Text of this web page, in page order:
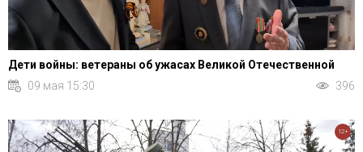
Дети войны: ветераны об ужасах Великой Отечественной
09 мая 15:30
396
12+